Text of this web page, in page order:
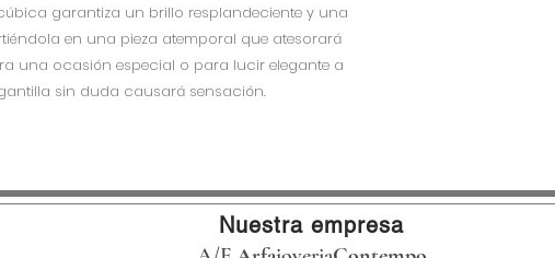
garantiza un brillo resplandeciente y una
en una pieza atemporal que atesorará
una ocasión especial o para lucir elegante a
sin duda causará sensación.
Nuestra empresa